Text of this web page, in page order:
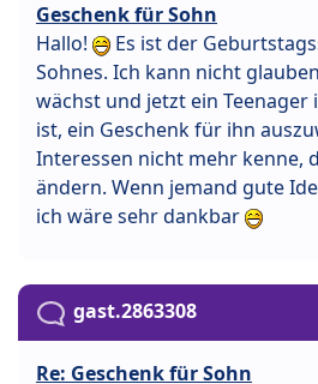
Geschenk für Sohn
Hallo!
Es ist der
Sohnes. Ich kann nicht
wächst und jetzt ein Teenager
ist, ein Geschenk für ihn
Interessen nicht mehr kenne,
ändern. Wenn jemand gute
ich wäre sehr dankbar
gast.2863308
Re: Geschenk für Sohn